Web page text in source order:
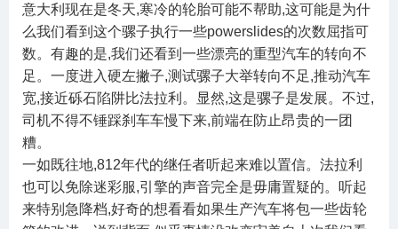
意大利现在是冬天,寒冷的轮胎可能不帮助,这可能是为什
么我们看到这个骡子执行一些powerslides的次数屈指可
数。有趣的是,我们还看到一些漂亮的重型汽车的转向不
足。一度进入硬左撇子,测试骡子大举转向不足,推动汽车
宽,接近砾石陷阱比法拉利。显然,这是骡子是发展。不过,
司机不得不锤踩刹车车慢下来,前端在防止昂贵的一团
糟。
一如既往地,812年代的继任者听起来难以置信。法拉利
也可以免除迷彩服,引擎的声音完全是毋庸置疑的。听起
来特别急降档,好奇的想看看如果生产汽车将包一些齿轮